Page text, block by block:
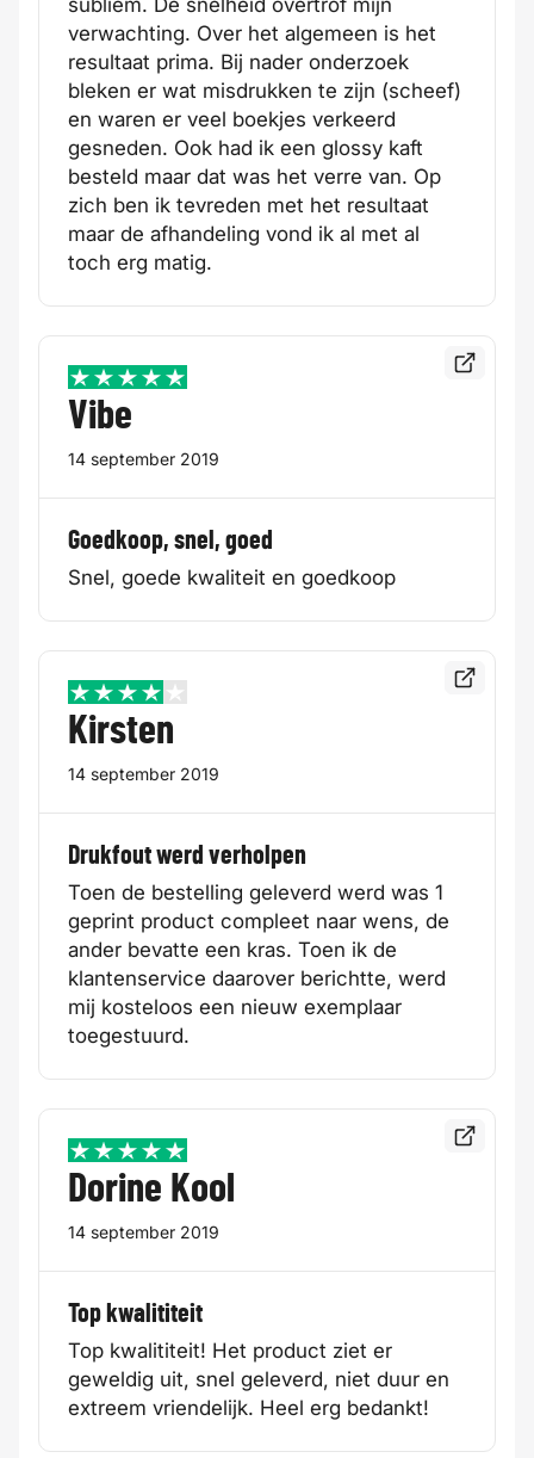
subliem. De snelheid overtrof mijn
verwachting. Over het algemeen is het
resultaat prima. Bij nader onderzoek
bleken er wat misdrukken te zijn (scheef)
en waren er veel boekjes verkeerd
gesneden. Ook had ik een glossy kaft
besteld maar dat was het verre van. Op
zich ben ik tevreden met het resultaat
maar de afhandeling vond ik al met al
toch erg matig.
5 / 5
Vibe
14 september 2019
Goedkoop, snel, goed
Snel, goede kwaliteit en goedkoop
Bekijk
4 / 5
Kirsten
14 september 2019
Drukfout werd verholpen
Toen de bestelling geleverd werd was 1
geprint product compleet naar wens, de
ander bevatte een kras. Toen ik de
klantenservice daarover berichtte, werd
mij kosteloos een nieuw exemplaar
toegestuurd.
Bekijk
5 / 5
Dorine Kool
14 september 2019
Top kwalititeit
Top kwalititeit! Het product ziet er
geweldig uit, snel geleverd, niet duur en
extreem vriendelijk. Heel erg bedankt!
Bekijk